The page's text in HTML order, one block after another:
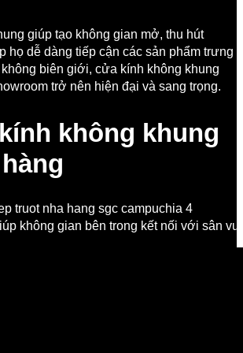
giúp tạo không gian mở, thu hút
họ dễ dàng tiếp cận các sản phẩm trưng
biên giới, cửa kính không khung
trở nên hiện đại và sang trọng.
không khung
không gian bên trong kết nối với sân